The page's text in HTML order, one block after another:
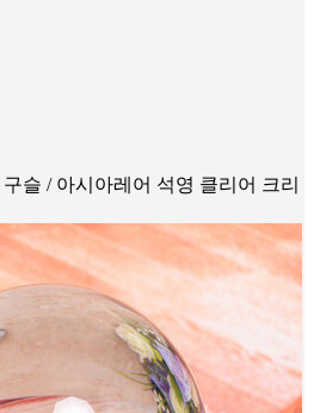
슬 / 아시아레어 석영 클리어 크리